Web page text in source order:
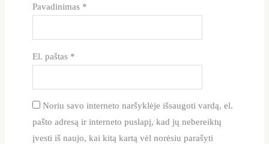
Pavadinimas *
El. paštas *
Noriu savo interneto naršyklėje išsaugoti vardą, el.
pašto adresą ir interneto puslapį, kad jų nebereiktų
įvesti iš naujo, kai kitą kartą vėl norėsiu parašyti